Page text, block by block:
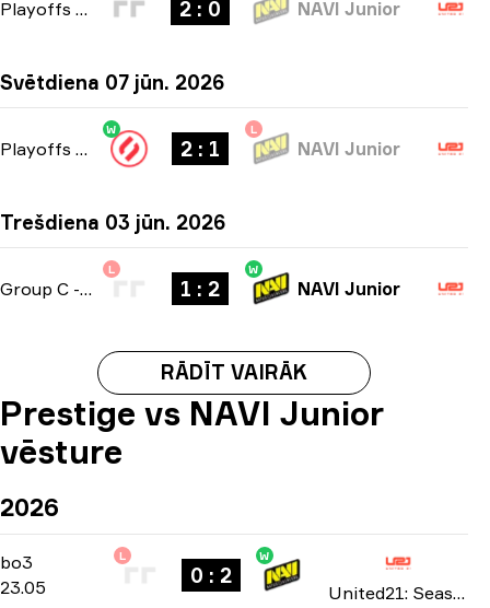
Playoffs bo3 2 : 0 NAVI Junior
Svētdiena 07 jūn. 2026
Playoffs bo3
W
2 : 1
L
NAVI Junior
Trešdiena 03 jūn. 2026
Group C - bo3
L
1 : 2
W
NAVI Junior
RĀDĪT VAIRĀK
Prestige vs NAVI Junior
vēsture
2026
bo3 -bo3
23.05
L
0 : 2
W
United21: Season 49 2026